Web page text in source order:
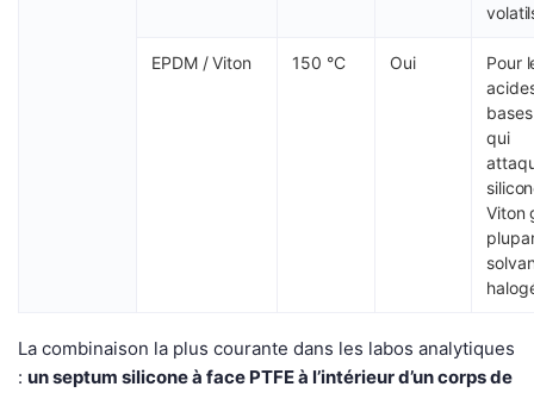
EPDM / Viton 150 °C Oui
Pour
qui
Viton
La combinaison la plus courante dans les labos analytiques
: un septum silicone à face PTFE à l’intérieur d’un corps de